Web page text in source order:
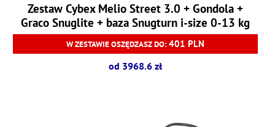
Zestaw Cybex Melio Street 3.0 + Gondola +
Graco Snuglite + baza Snugturn i-size 0-13 kg
W ZESTAWIE OSZĘDZASZ DO:401 PLN
od 3968.6 zł